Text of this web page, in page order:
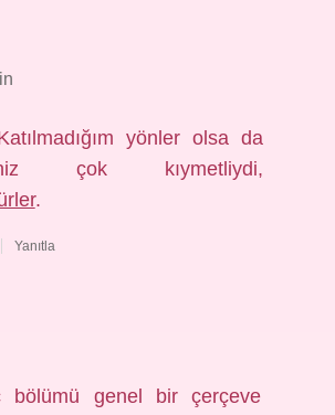
yönler olsa da
çok kıymetliydi,
.
Yanıtla
bölümü genel bir çerçeve